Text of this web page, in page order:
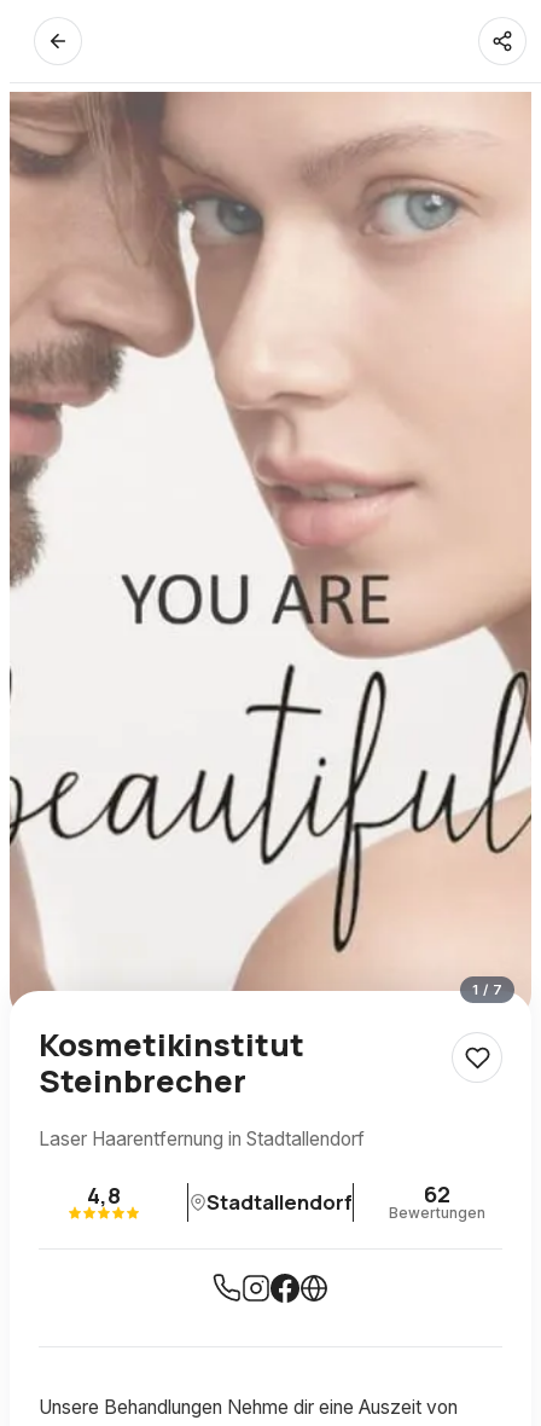
1 / 7
Kosmetikinstitut
Steinbrecher
Laser Haarentfernung in Stadtallendorf
4,8 Stadtallendorf 62
Bewertungen
Unsere Behandlungen Nehme dir eine Auszeit von